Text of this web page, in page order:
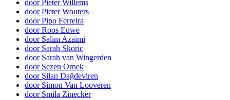
door Pieter Willems
door Pieter Wouters
door Pipo Ferreira
door Roos Euwe
door Salim Azaimi
door Sarah Skoric
door Sarah van Wingerden
door Sezen Ornek
door Şilan Dağdeviren
door Simon Van Looveren
door Smila Zinecker